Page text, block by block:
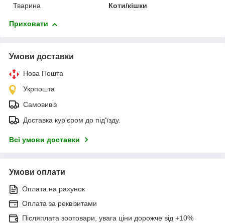
Тварина
Коти/кішки
Приховати
Умови доставки
Нова Пошта
Укрпошта
Самовивіз
Доставка кур'єром до під'їзду.
Всі умови доставки
Умови оплати
Оплата на рахунок
Оплата за реквізитами
Післяплата зоотовари, увага ціни дорожче від +10%